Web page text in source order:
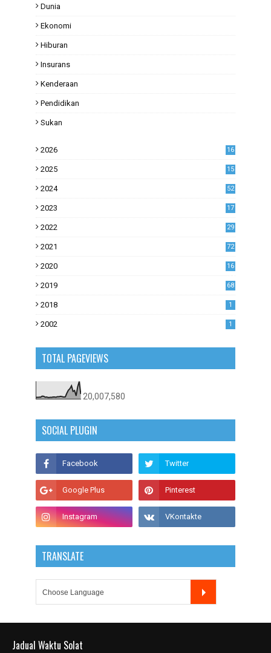
Dunia
Ekonomi
Hiburan
Insurans
Kenderaan
Pendidikan
Sukan
2026 16
2025 15
2024 52
2023
17
2022
29
2021
72
2020
16
2019
68
2018 1
2002 1
TOTAL PAGEVIEWS
20,007,580
SOCIAL PLUGIN
TRANSLATE
Jadual Waktu Solat